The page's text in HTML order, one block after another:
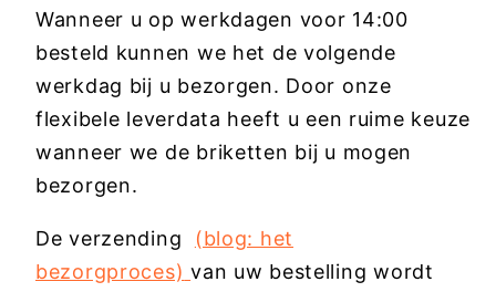
Wanneer u op werkdagen voor 14:00
besteld kunnen we het de volgende
werkdag bij u bezorgen. Door onze
flexibele leverdata heeft u een ruime keuze
wanneer we de briketten bij u mogen
bezorgen.
De verzending
(blog: het
bezorgproces) van uw bestelling wordt